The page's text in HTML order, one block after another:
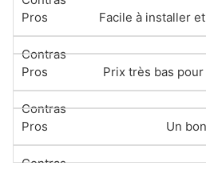
Facile à installer
Prix très bas
Un